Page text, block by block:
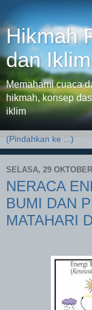
Hikmah
dan Iklim
Memahami cuaca
hikmah, konsep
iklim
SELASA, 29
NERACA
BUMI DAN
MATAHARI